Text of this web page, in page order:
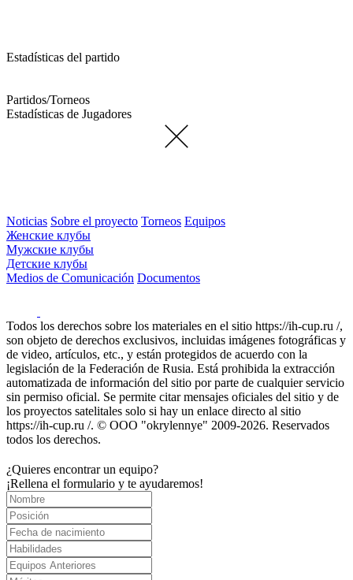
Estadísticas del partido
Partidos/Torneos
Estadísticas de Jugadores
Noticias Sobre el proyecto Torneos Equipos
Женские клубы
Мужские клубы
Детские клубы
Medios de Comunicación Documentos
Todos los derechos sobre los materiales en el sitio https://ih-cup.ru /,
son objeto de derechos exclusivos, incluidas imágenes fotográficas y
de video, artículos, etc., y están protegidos de acuerdo con la
legislación de la Federación de Rusia. Está prohibida la extracción
automatizada de información del sitio por parte de cualquier servicio
sin permiso oficial. Se permite citar mensajes oficiales del sitio y de
los proyectos satelitales solo si hay un enlace directo al sitio
https://ih-cup.ru /. © OOO "okrylennye" 2009-2026. Reservados
todos los derechos.
¿Quieres encontrar un equipo?
¡Rellena el formulario y te ayudaremos!